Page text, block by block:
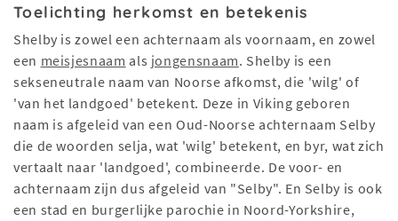
Toelichting herkomst en betekenis
Shelby is zowel een achternaam als voornaam, en zowel
een meisjesnaam als jongensnaam. Shelby is een
sekseneutrale naam van Noorse afkomst, die 'wilg' of
'van het landgoed' betekent. Deze in Viking geboren
naam is afgeleid van een Oud-Noorse achternaam Selby
die de woorden selja, wat 'wilg' betekent, en byr, wat zich
vertaalt naar 'landgoed', combineerde. De voor- en
achternaam zijn dus afgeleid van "Selby". En Selby is ook
een stad en burgerlijke parochie in Noord-Yorkshire,